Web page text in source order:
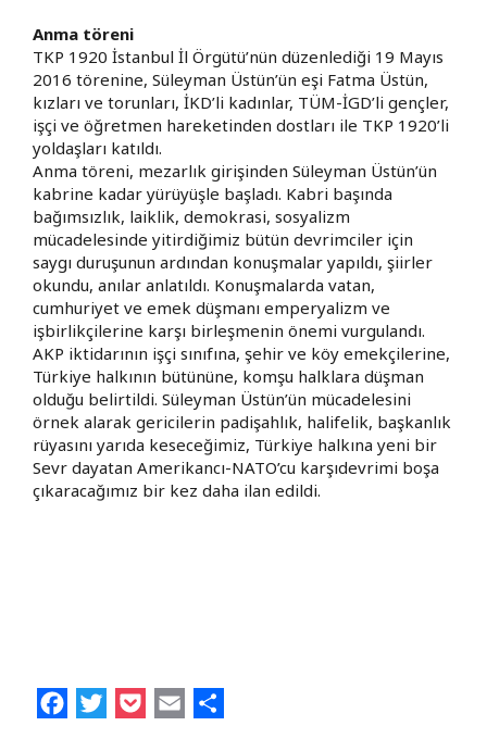
Anma töreni
TKP 1920 İstanbul İl Örgütü’nün düzenlediği 19 Mayıs
2016 törenine, Süleyman Üstün’ün eşi Fatma Üstün,
kızları ve torunları, İKD’li kadınlar, TÜM-İGD’li gençler,
işçi ve öğretmen hareketinden dostları ile TKP 1920’li
yoldaşları katıldı.
Anma töreni, mezarlık girişinden Süleyman Üstün’ün
kabrine kadar yürüyüşle başladı. Kabri başında
bağımsızlık, laiklik, demokrasi, sosyalizm
mücadelesinde yitirdiğimiz bütün devrimciler için
saygı duruşunun ardından konuşmalar yapıldı, şiirler
okundu, anılar anlatıldı. Konuşmalarda vatan,
cumhuriyet ve emek düşmanı emperyalizm ve
işbirlikçilerine karşı birleşmenin önemi vurgulandı.
AKP iktidarının işçi sınıfına, şehir ve köy emekçilerine,
Türkiye halkının bütününe, komşu halklara düşman
olduğu belirtildi. Süleyman Üstün’ün mücadelesini
örnek alarak gericilerin padişahlık, halifelik, başkanlık
rüyasını yarıda keseceğimiz, Türkiye halkına yeni bir
Sevr dayatan Amerikancı-NATO’cu karşıdevrimi boşa
çıkaracağımız bir kez daha ilan edildi.
FacebookTwitterPocketEmail